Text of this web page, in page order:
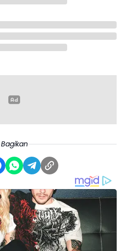
Bagikan